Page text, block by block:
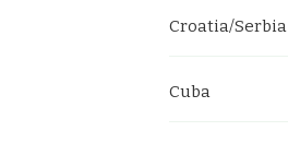
Croatia/Serbia
Cuba